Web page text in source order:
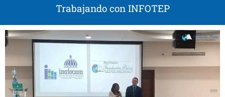
Trabajando con INFOTEP